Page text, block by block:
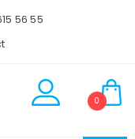
56 55
0